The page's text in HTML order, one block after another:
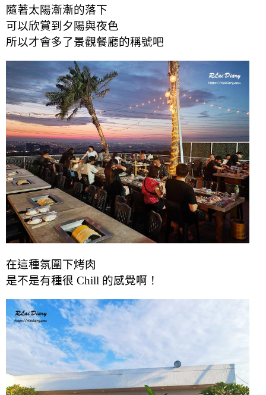
隨著太陽漸漸的落下
可以欣賞到夕陽與夜色
所以才會多了景觀餐廳的稱號吧
在這種氛圍下烤肉
是不是有種很 Chill 的感覺啊！